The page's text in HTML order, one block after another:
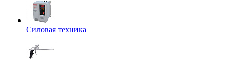
Силовая техника